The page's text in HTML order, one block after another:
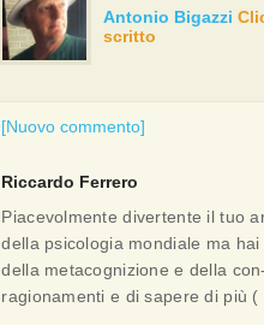
Antonio Bigazzi
scritto
[Nuovo commento]
Riccardo Ferrero
Piacevolmente divertente il tuo
della psicologia mondiale ma
della metacognizione e della
ragionamenti e di sapere di più